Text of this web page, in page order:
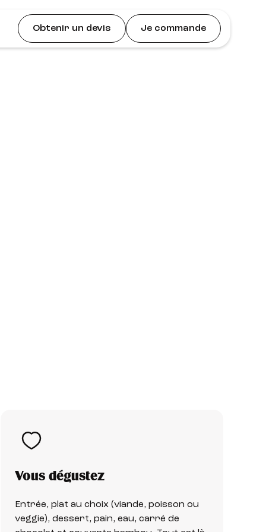
Obtenir un devis Je commande
Vous dégustez
Entrée, plat au choix (viande, poisson ou
veggie), dessert, pain, eau, carré de